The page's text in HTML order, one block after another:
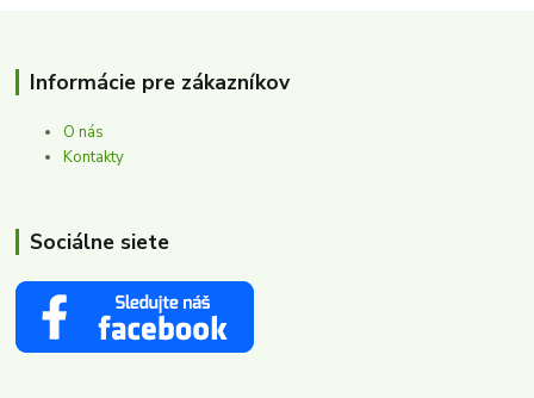
Informácie pre zákazníkov
O nás
Kontakty
Sociálne siete